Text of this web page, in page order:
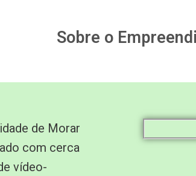
Sobre o
de Morar
com cerca
vídeo-